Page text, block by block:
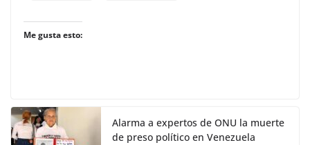
Me gusta esto:
Alarma a expertos de ONU la muerte
de preso político en Venezuela